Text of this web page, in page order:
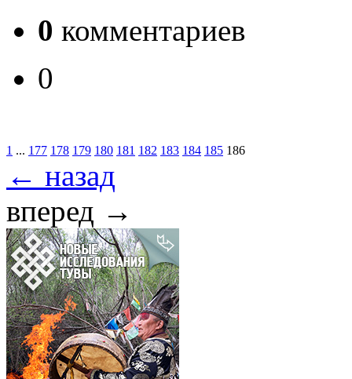
0 комментариев
0
1 ... 177 178 179 180 181 182 183 184 185 186
← назад
вперед →